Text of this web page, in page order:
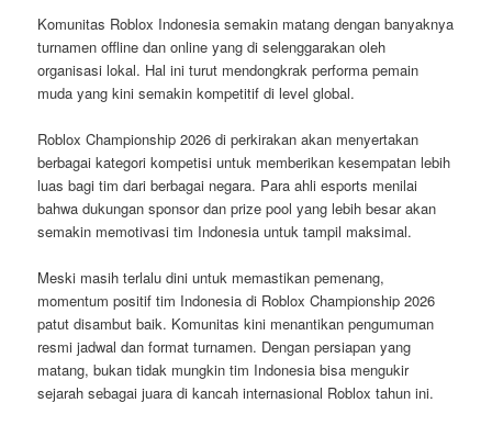
Komunitas Roblox Indonesia semakin matang dengan banyaknya
turnamen offline dan online yang di selenggarakan oleh
organisasi lokal. Hal ini turut mendongkrak performa pemain
muda yang kini semakin kompetitif di level global.
Roblox Championship 2026 di perkirakan akan menyertakan
berbagai kategori kompetisi untuk memberikan kesempatan lebih
luas bagi tim dari berbagai negara. Para ahli esports menilai
bahwa dukungan sponsor dan prize pool yang lebih besar akan
semakin memotivasi tim Indonesia untuk tampil maksimal.
Meski masih terlalu dini untuk memastikan pemenang,
momentum positif tim Indonesia di Roblox Championship 2026
patut disambut baik. Komunitas kini menantikan pengumuman
resmi jadwal dan format turnamen. Dengan persiapan yang
matang, bukan tidak mungkin tim Indonesia bisa mengukir
sejarah sebagai juara di kancah internasional Roblox tahun ini.